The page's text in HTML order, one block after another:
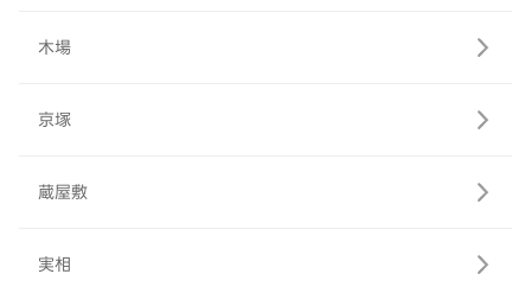
木場
京塚
蔵屋敷
実相